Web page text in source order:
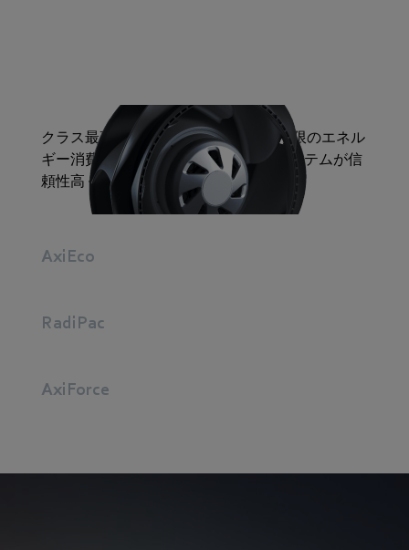
クラス最高：RadiCalシリーズは、最小限のエネル
ギー消費と最高の性能を特長とし、システムが信
頼性高く動作します。
AxiEco
RadiPac
AxiForce